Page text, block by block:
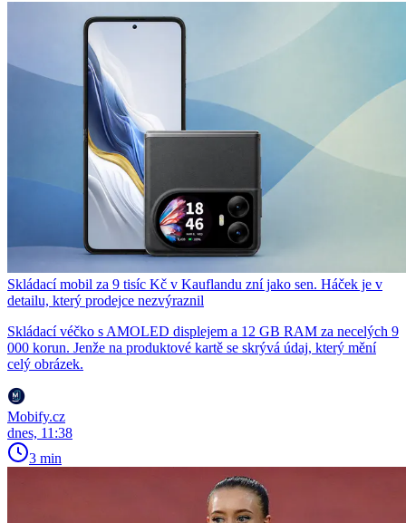
Skládací mobil za 9 tisíc Kč v Kauflandu zní jako sen. Háček je v
detailu, který prodejce nezvýraznil
Skládací véčko s AMOLED displejem a 12 GB RAM za necelých 9
000 korun. Jenže na produktové kartě se skrývá údaj, který mění
celý obrázek.
Mobify.cz
dnes, 11:38
3 min